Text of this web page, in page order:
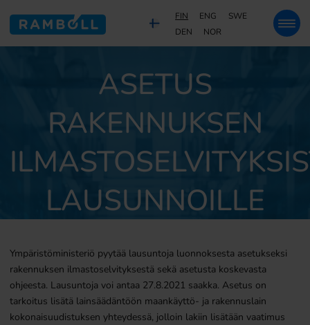
FIN ENG
SWE
DEN
NOR
ASETUS
RAKENNUKSEN
LAUSUNNOILLE
Ympäristöministeriö pyytää lausuntoja luonnoksesta asetukseksi
rakennuksen ilmastoselvityksestä sekä asetusta koskevasta
ohjeesta. Lausuntoja voi antaa 27.8.2021 saakka. Asetus on
tarkoitus lisätä lainsäädäntöön maankäyttö- ja rakennuslain
kokonaisuudistuksen yhteydessä, jolloin lakiin lisätään vaatimus